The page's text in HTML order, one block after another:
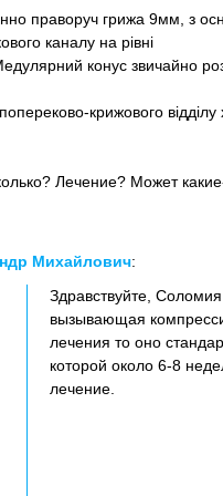
праворуч грижа 9мм, з
каналу на рівні
конус звичайно
крижового
Лечение? Может
Михайлович:
Здравствуйте,
вызывающая
лечения то оно
которой около 6-8
лечение.